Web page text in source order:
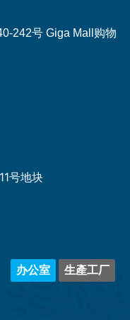
242号 Giga Mall购物
号地块
办公室 生產工厂